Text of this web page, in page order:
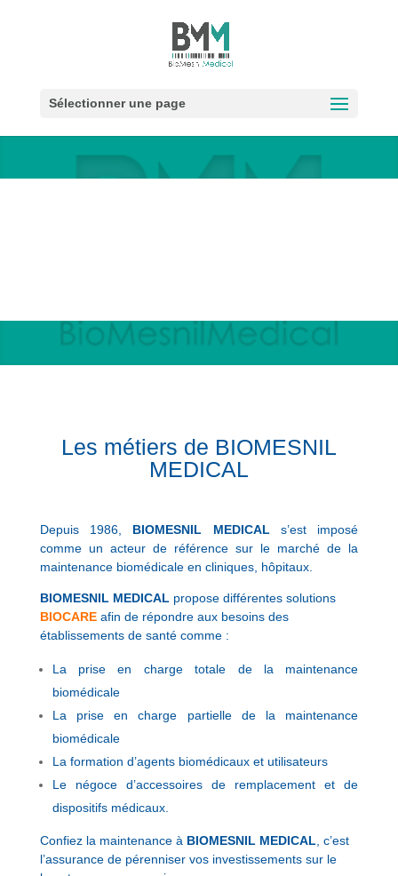
Sélectionner une page
Les métiers de BIOMESNIL
MEDICAL
Depuis 1986, BIOMESNIL MEDICAL s’est imposé
comme un acteur de référence sur le marché de la
maintenance biomédicale en cliniques, hôpitaux.
BIOMESNIL MEDICAL propose différentes solutions
BIOCARE afin de répondre aux besoins des
établissements de santé comme :
La prise en charge totale de la maintenance
biomédicale
La prise en charge partielle de la maintenance
biomédicale
La formation d’agents biomédicaux et utilisateurs
Le négoce d’accessoires de remplacement et de
dispositifs médicaux.
Confiez la maintenance à BIOMESNIL MEDICAL , c’est
l’assurance de pérenniser vos investissements sur le